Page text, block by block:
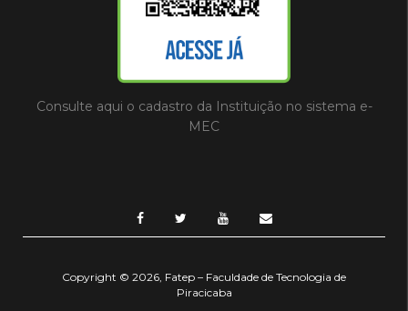
Consulte aqui o cadastro da Instituição no sistema e-
MEC
Copyright © 2026, Fatep – Faculdade de Tecnologia de
Piracicaba